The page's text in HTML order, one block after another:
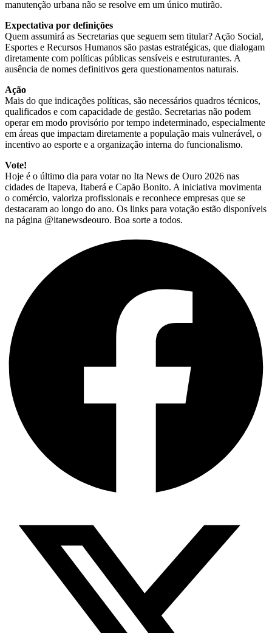
manutenção urbana não se resolve em um único mutirão.
Expectativa por definições
Quem assumirá as Secretarias que seguem sem titular? Ação Social,
Esportes e Recursos Humanos são pastas estratégicas, que dialogam
diretamente com políticas públicas sensíveis e estruturantes. A
ausência de nomes definitivos gera questionamentos naturais.
Ação
Mais do que indicações políticas, são necessários quadros técnicos,
qualificados e com capacidade de gestão. Secretarias não podem
operar em modo provisório por tempo indeterminado, especialmente
em áreas que impactam diretamente a população mais vulnerável, o
incentivo ao esporte e a organização interna do funcionalismo.
Vote!
Hoje é o último dia para votar no Ita News de Ouro 2026 nas
cidades de Itapeva, Itaberá e Capão Bonito. A iniciativa movimenta
o comércio, valoriza profissionais e reconhece empresas que se
destacaram ao longo do ano. Os links para votação estão disponíveis
na página @itanewsdeouro. Boa sorte a todos.